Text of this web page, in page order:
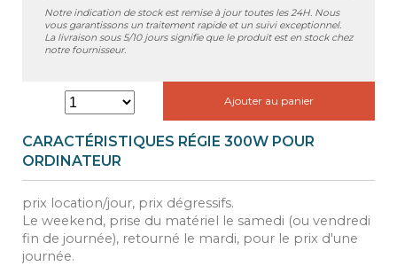
Notre indication de stock est remise à jour toutes les 24H. Nous
vous garantissons un traitement rapide et un suivi exceptionnel.
La livraison sous 5/10 jours signifie que le produit est en stock chez
notre fournisseur.
Ajouter au panier
CARACTÉRISTIQUES RÉGIE 300W POUR
ORDINATEUR
prix location/jour, prix dégressifs.
Le weekend, prise du matériel le samedi (ou vendredi
fin de journée), retourné le mardi, pour le prix d'une
journée.